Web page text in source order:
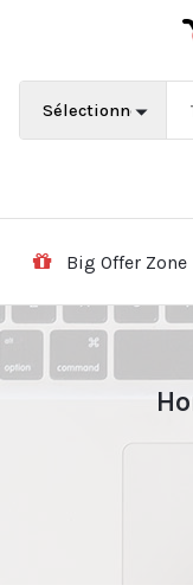
Big Offer Zone